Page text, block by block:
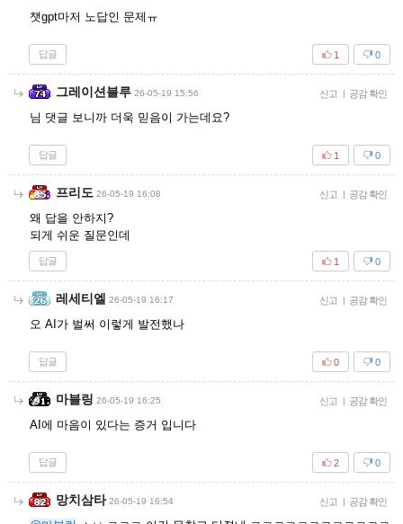
챗gpt마저 노답인 문제ㅠ
답글 0
1
그레이션블루 26-05-19 15:56 신고 공감 확인
님 댓글 보니까 더욱 믿음이 가는데요?
답글 0
1
프리도 26-05-19 16:08 신고 공감 확인
왜 답을 안하지?
되게 쉬운 질문인데
답글 0
1
레세티엘 26-05-19 16:17 신고 공감 확인
오 AI가 벌써 이렇게 발전했나
답글 0
0
마블링 26-05-19 16:25 신고 공감 확인
AI에 마음이 있다는 증거 입니다
답글 0
2
망치삼타 26-05-19 16:54 신고 공감 확인